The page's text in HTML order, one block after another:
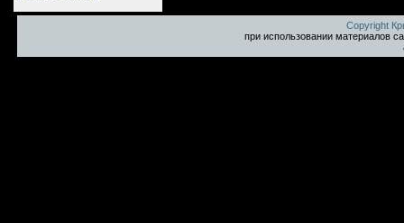
Copyright
при использовании материалов